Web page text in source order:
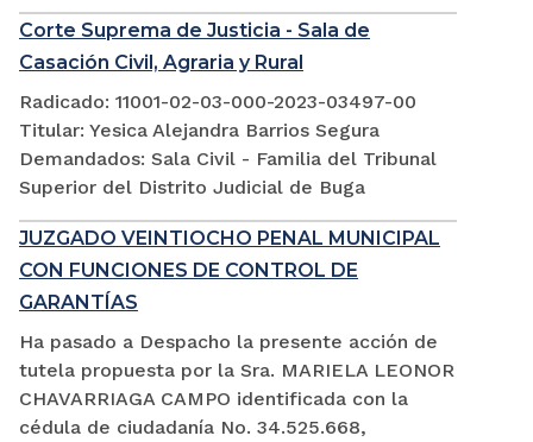
Corte Suprema de Justicia - Sala de
Casación Civil, Agraria y Rural
Radicado: 11001-02-03-000-2023-03497-00
Titular: Yesica Alejandra Barrios Segura
Demandados: Sala Civil - Familia del Tribunal
Superior del Distrito Judicial de Buga
JUZGADO VEINTIOCHO PENAL MUNICIPAL
CON FUNCIONES DE CONTROL DE
GARANTÍAS
Ha pasado a Despacho la presente acción de
tutela propuesta por la Sra. MARIELA LEONOR
CHAVARRIAGA CAMPO identificada con la
cédula de ciudadanía No. 34.525.668,